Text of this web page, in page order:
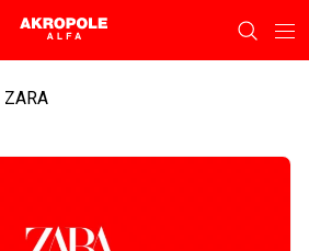
ZARA